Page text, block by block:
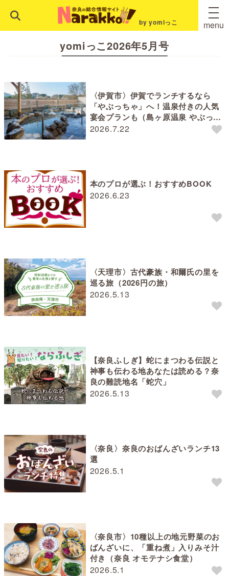
by yomiっこ menu
yomiっこ2026年5月号
2026.7.22
〈伊賀市〉伊賀でランチするなら
「やぶっちゃ」へ！温泉付きの人気
宴会プランも（島ヶ原温泉 やぶっち
ゃの湯）
2026.6.23
本のプロが選ぶ！おすすめBOOK
2026.5.13
〈天理市〉古代豪族・和爾氏の里を
巡る旅（2026円の旅）
2026.5.13
【奈良ふしぎ】蛇にまつわる伝説と
神事も伝わる地あなたは読める？奈
良の難読地名「蛇穴」
2026.5.1
〈奈良〉奈良のおばんざいランチ13
選
2026.5.1
〈奈良市〉10種以上の地元野菜のお
ばんざいに、「重ね煮」入りみそ汁
付き（奈良 オモテナシ食堂）